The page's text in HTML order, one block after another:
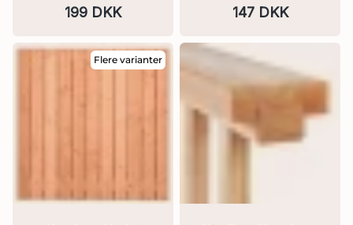
Profilbræt / hegnsbræt
199 DKK
varianter | PEFC
147 DKK
Flere varianter